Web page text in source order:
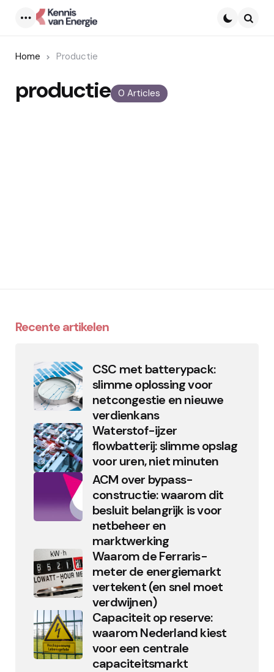
Home Productie
0 Articles
productie
Recente artikelen
CSC met batterypack:
slimme oplossing voor
netcongestie en nieuwe
verdienkans
Waterstof-ijzer
flowbatterij: slimme opslag
voor uren, niet minuten
ACM over bypass-
constructie: waarom dit
besluit belangrijk is voor
netbeheer en
marktwerking
Waarom de Ferraris-
meter de energiemarkt
vertekent (en snel moet
verdwijnen)
Capaciteit op reserve:
waarom Nederland kiest
voor een centrale
capaciteitsmarkt